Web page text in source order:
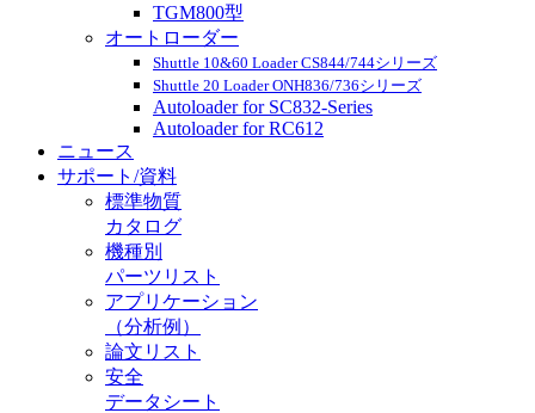
TGM800型
オートローダー
Shuttle 10&60 Loader CS844/744シリーズ
Shuttle 20 Loader ONH836/736シリーズ
Autoloader for SC832-Series
Autoloader for RC612
ニュース
サポート/資料
標準物質
カタログ
機種別
パーツリスト
アプリケーション
（分析例）
論文リスト
安全
データシート